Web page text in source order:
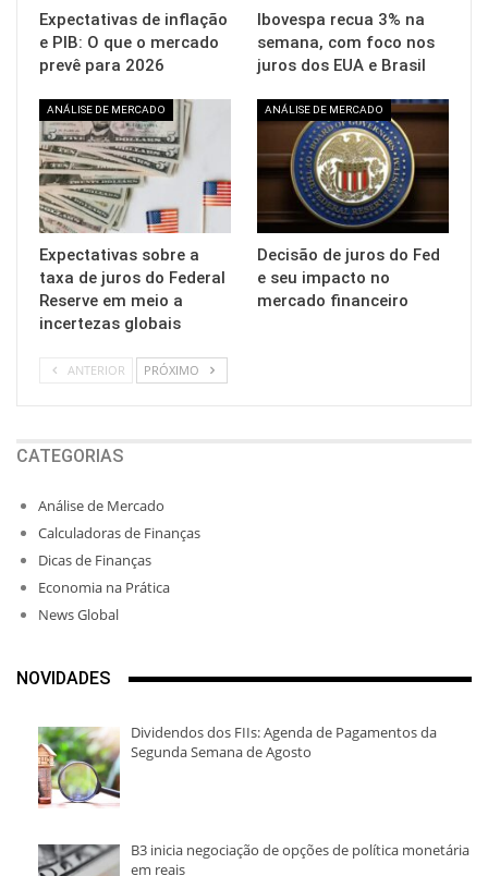
Expectativas de inflação
e PIB: O que o mercado
prevê para 2026
Ibovespa recua 3% na
semana, com foco nos
juros dos EUA e Brasil
ANÁLISE DE MERCADO
Expectativas sobre a
taxa de juros do Federal
Reserve em meio a
incertezas globais
ANÁLISE DE MERCADO
Decisão de juros do Fed
e seu impacto no
mercado financeiro
ANTERIOR PRÓXIMO
CATEGORIAS
Análise de Mercado
Calculadoras de Finanças
Dicas de Finanças
Economia na Prática
News Global
NOVIDADES
Dividendos dos FIIs: Agenda de Pagamentos da
Segunda Semana de Agosto
B3 inicia negociação de opções de política monetária
em reais